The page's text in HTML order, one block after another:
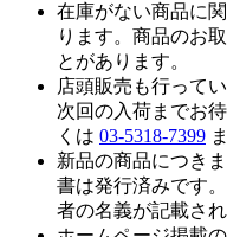
在庫がない商品に
ります。商品のお
とがあります。
店頭販売も行って
次回の入荷までお
くは 03-5318-7399
新品の商品につき
書は発行済みです
者の名義が記載さ